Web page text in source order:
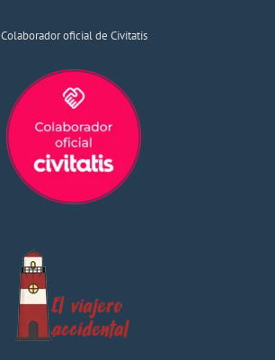
Colaborador oficial de Civitatis